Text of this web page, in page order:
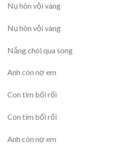
Nụ hôn vội vàng
Nụ hôn vội vàng
Nắng chói qua song
Anh còn nợ em
Con tim bối rối
Con tim bối rối
Anh còn nợ em